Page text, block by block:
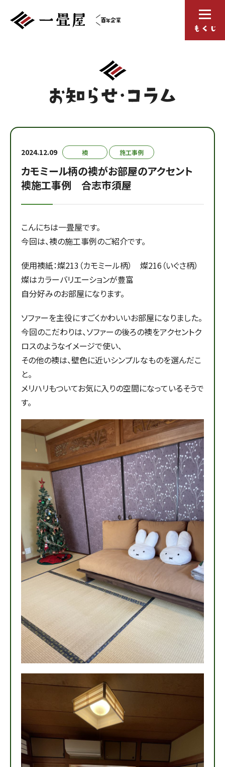
2024.12.09 襖 施工事例
カモミール柄の襖がお部屋のアクセント
襖施工事例 合志市須屋
こんにちは一畳屋です。
今回は、襖の施工事例のご紹介です。
使用襖紙：燦213（カモミール柄） 燦216（いぐさ柄）
燦はカラーバリエーションが豊富
自分好みのお部屋になります。
ソファーを主役にすごくかわいいお部屋になりました。
今回のこだわりは、ソファーの後ろの襖をアクセントク
ロスのようなイメージで使い、
その他の襖は、壁色に近いシンプルなものを選んだこ
と。
メリハリもついてお気に入りの空間になっているそうで
す。